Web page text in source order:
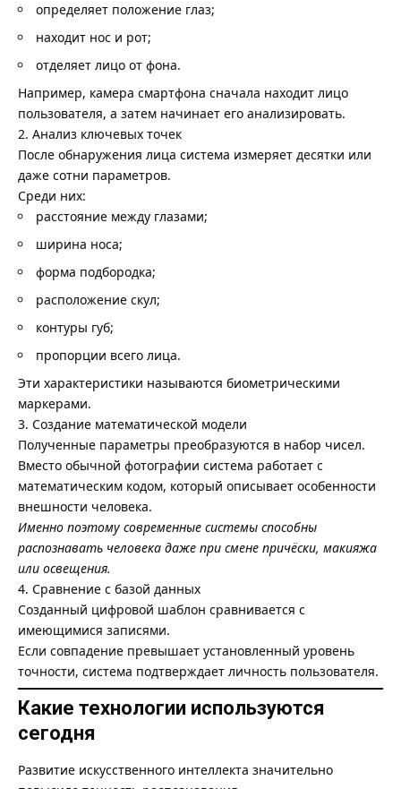
определяет положение глаз;
находит нос и рот;
отделяет лицо от фона.
Например, камера смартфона сначала находит лицо
пользователя, а затем начинает его анализировать.
2. Анализ ключевых точек
После обнаружения лица система измеряет десятки или
даже сотни параметров.
Среди них:
расстояние между глазами;
ширина носа;
форма подбородка;
расположение скул;
контуры губ;
пропорции всего лица.
Эти характеристики называются биометрическими
маркерами.
3. Создание математической модели
Полученные параметры преобразуются в набор чисел.
Вместо обычной фотографии система работает с
математическим кодом, который описывает особенности
внешности человека.
Именно поэтому современные системы способны
распознавать человека даже при смене причёски, макияжа
или освещения.
4. Сравнение с базой данных
Созданный цифровой шаблон сравнивается с
имеющимися записями.
Если совпадение превышает установленный уровень
точности, система подтверждает личность пользователя.
Какие технологии используются
сегодня
Развитие искусственного интеллекта значительно